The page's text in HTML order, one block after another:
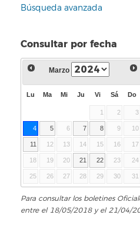
Búsqueda avanzada
Consultar por fecha
Marzo
Lu Ma Mi Ju Vi Sá Do
1 2 3
4 5 6 7 8 9 10
11 12 13 14 15 16 17
18 19 20 21 22 23 24
25 26 27 28 29 30 31
Para consultar los boletines
entre el 18/05/2018 y el 21/04/